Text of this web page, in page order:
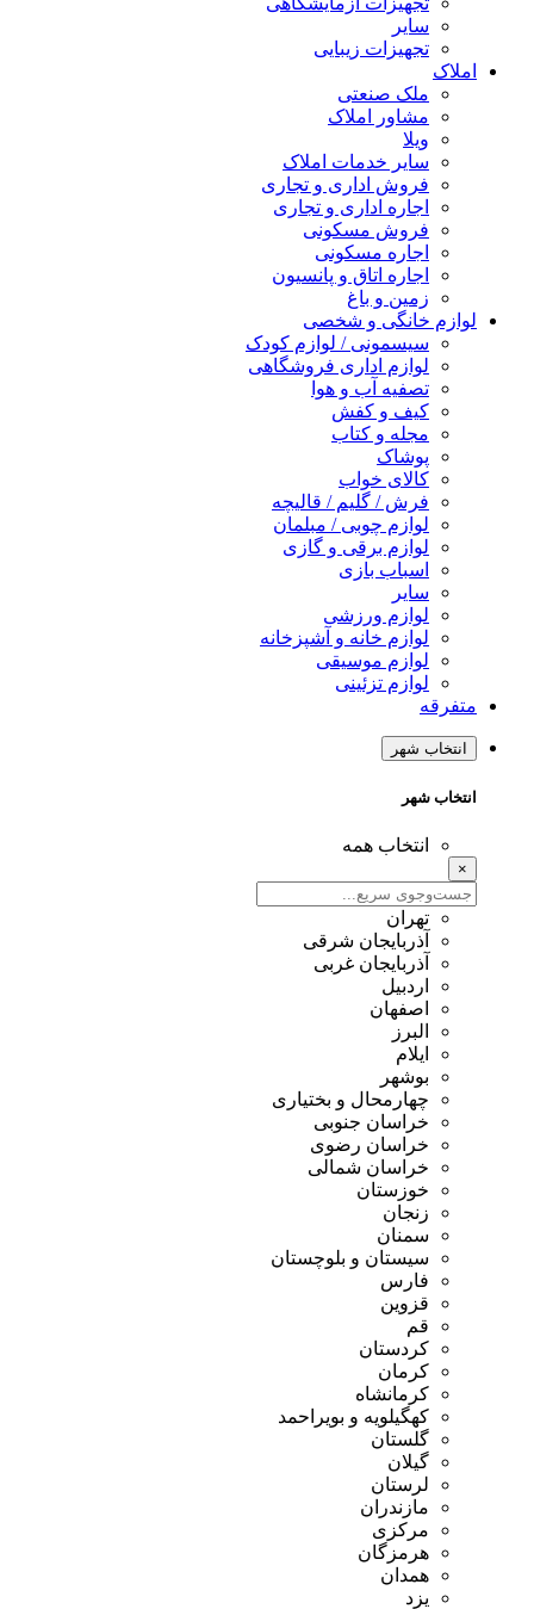
سایر
تجهیزات زیبایی
املاک
ملک صنعتی
مشاور املاک
ویلا
سایر خدمات املاک
فروش اداری و تجاری
اجاره اداری و تجاری
فروش مسکونی
اجاره مسکونی
اجاره اتاق و پانسیون
زمین و باغ
لوازم خانگی و شخصی
سیسمونی / لوازم کودک
لوازم اداری فروشگاهی
تصفیه آب و هوا
کیف و کفش
مجله و کتاب
پوشاک
کالای خواب
فرش / گلیم / قالیچه
لوازم چوبی / مبلمان
لوازم برقی و گازی
اسباب بازی
سایر
لوازم ورزشی
لوازم خانه و آشپزخانه
لوازم موسیقی
لوازم تزئینی
متفرقه
انتخاب شهر
انتخاب شهر
انتخاب همه
×
تهران
آذربایجان شرقی
آذربایجان غربی
اردبیل
اصفهان
البرز
ایلام
بوشهر
چهارمحال و بختیاری
خراسان جنوبی
خراسان رضوی
خراسان شمالی
خوزستان
زنجان
سمنان
سیستان و بلوچستان
فارس
قزوین
قم
کردستان
کرمان
کرمانشاه
کهگیلویه و بویراحمد
گلستان
گیلان
لرستان
مازندران
مرکزی
هرمزگان
همدان
یزد